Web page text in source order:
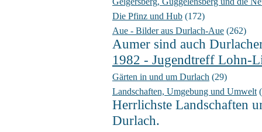
Die Pfinz und Hub (172)
Aue - Bilder aus Durlach-Aue (262)
Aumer sind auch
1982 - Jugendtreff Lohn-
Gärten in und um Durlach (29)
Landschaften, Umgebung und Umwelt
Herrlichste Landschaften
Durlach.